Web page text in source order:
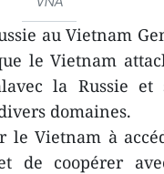
au Vietnam
le Vietnam
la Russie
domaines.
le Vietnam à
de coopérer